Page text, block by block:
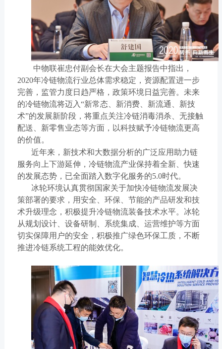
中物联崔忠付副会长在大会主题报告中指出，
2020年冷链物流行业总体需求稳定，资源配置进一步
完善，监管力度日趋严格，政策环境日益完善。未来
的冷链物流将迈入“新常态、新消费、新流通、新技
术”的发展新阶段，将重点关注冷链消毒消杀、无接触
配送、新零售业态等方面，以科技赋予冷链物流更高
的价值。
近年来，新技术和大数据分析的广泛应用助力链
服务向上下游延伸，冷链物流产业保持着全新、快速
的发展态势，已全面踏入数字化服务的5.0时代。
冰轮环境认真贯彻国家关于加快冷链物流发展决
策部署的要求，用安全、环保、节能的产品研发和技
术升级理念，积极提升冷链物流装备技术水平。冰轮
从规划设计、设备研制、系统集成、运营维护等方面
切实保障用户的安全，积极推广绿色环保工质，不断
推进冷链系统工程的能效优化。